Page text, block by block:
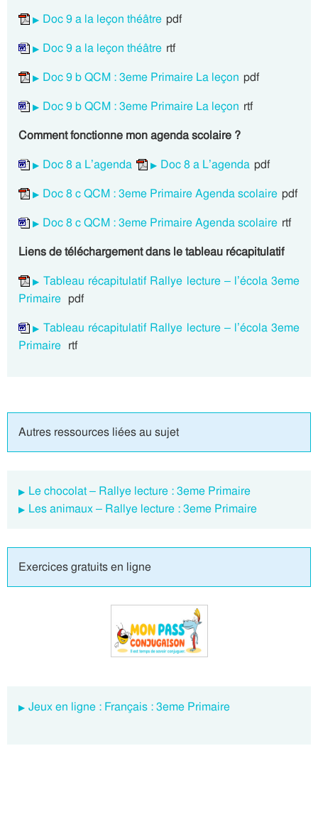
Doc 9 a la leçon théâtre pdf
Doc 9 a la leçon théâtre rtf
Doc 9 b QCM : 3eme Primaire La leçon pdf
Doc 9 b QCM : 3eme Primaire La leçon rtf
Comment fonctionne mon agenda scolaire ?
Doc 8 a L’agenda
Doc 8 a L’agenda pdf
Doc 8 c QCM : 3eme Primaire Agenda scolaire pdf
Doc 8 c QCM : 3eme Primaire Agenda scolaire rtf
Liens de téléchargement dans le tableau récapitulatif
Tableau récapitulatif Rallye lecture – l’écola 3eme
Primaire pdf
Tableau récapitulatif Rallye lecture – l’écola 3eme
Primaire rtf
Autres ressources liées au sujet
Le chocolat – Rallye lecture : 3eme Primaire
Les animaux – Rallye lecture : 3eme Primaire
Exercices gratuits en ligne
Jeux en ligne : Français : 3eme Primaire